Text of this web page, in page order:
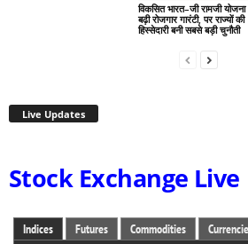
विकसित भारत–जी रामजी
बढ़ी रोजगार गारंटी, पर राज्यों की
हिस्सेदारी बनी सबसे बड़ी चुनौती
Live Updates
Stock Exchange Live